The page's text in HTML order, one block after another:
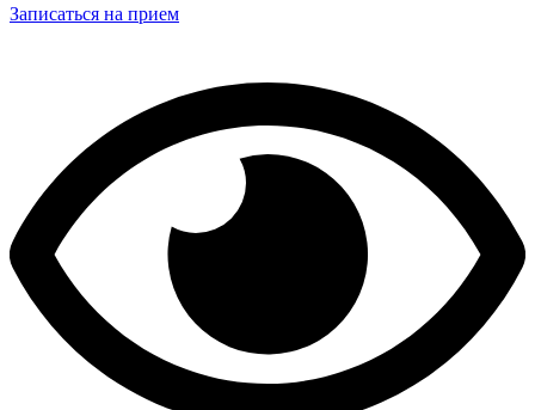
Записаться на прием